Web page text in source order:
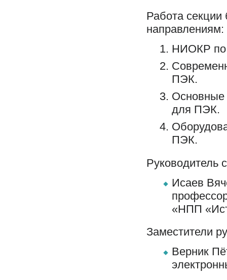
Работа
направлениям:
НИОКР по
ПЭК.
Основные
для ПЭК.
ПЭК.
Руководитель
Исаев
«НПП
Заместители
Верник